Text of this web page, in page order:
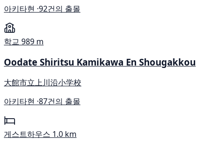
아키타현 ·92건의 출몰
학교 989 m
Oodate Shiritsu Kamikawa En Shougakkou
大館市立上川沿小学校
아키타현 ·87건의 출몰
게스트하우스 1.0 km